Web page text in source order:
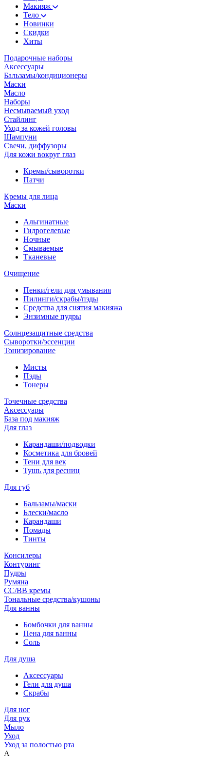
Макияж
Тело
Новинки
Скидки
Хиты
Подарочные наборы
Аксессуары
Бальзамы/кондиционеры
Маски
Масло
Наборы
Несмываемый уход
Стайлинг
Уход за кожей головы
Шампуни
Свечи, диффузоры
Для кожи вокруг глаз
Кремы/сыворотки
Патчи
Кремы для лица
Маски
Альгинатные
Гидрогелевые
Ночные
Смываемые
Тканевые
Очищение
Пенки/гели для умывания
Пилинги/скрабы/пэды
Средства для снятия макияжа
Энзимные пудры
Солнцезащитные средства
Сыворотки/эссенции
Тонизирование
Мисты
Пэды
Тонеры
Точечные средства
Аксессуары
База под макияж
Для глаз
Карандаши/подводки
Косметика для бровей
Тени для век
Тушь для ресниц
Для губ
Бальзамы/маски
Блески/масло
Карандаши
Помады
Тинты
Консилеры
Контуринг
Пудры
Румяна
СС/ВВ кремы
Тональные средства/кушоны
Для ванны
Бомбочки для ванны
Пена для ванны
Соль
Для душа
Аксессуары
Гели для душа
Скрабы
Для ног
Для рук
Мыло
Уход
Уход за полостью рта
A